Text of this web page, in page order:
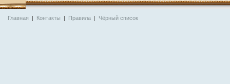
Главная | Контакты | Правила | Чёрный список